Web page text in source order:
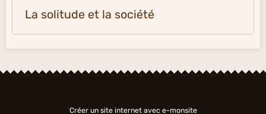
La solitude et la société
Créer un site internet avec e-monsite